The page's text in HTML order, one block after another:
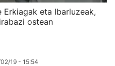
Erkiagak eta Ibarluzeak,
ostean
19 - 15:54